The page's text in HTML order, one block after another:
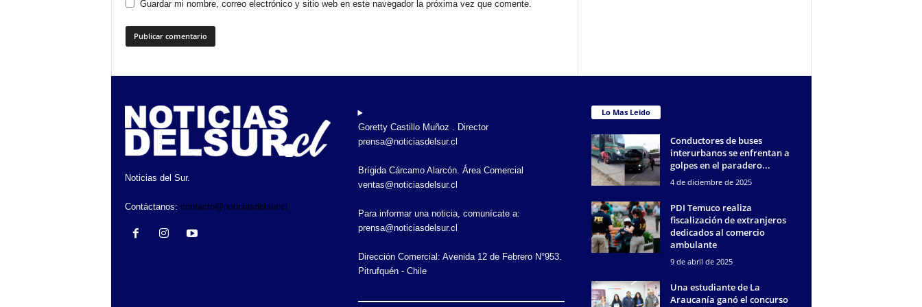
Guardar mi nombre, correo electrónico y sitio web en este navegador la próxima vez que comente.
Noticias del Sur.
Contáctanos: contacto@noticiasdelsur.cl
Goretty Castillo Muñoz . Director
prensa@noticiasdelsur.cl
Brígida Cárcamo Alarcón. Área Comercial
ventas@noticiasdelsur.cl
Para informar una noticia, comunícate a:
prensa@noticiasdelsur.cl
Dirección Comercial: Avenida 12 de Febrero N°953.
Pitrufquén - Chile
Lo Mas Leido
Conductores de buses
interurbanos se enfrentan a
golpes en el paradero...
4 de diciembre de 2025
PDI Temuco realiza
fiscalización de extranjeros
dedicados al comercio
ambulante
9 de abril de 2025
Una estudiante de La
Araucanía ganó el concurso